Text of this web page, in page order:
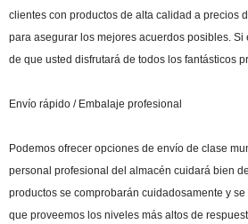
clientes con productos de alta calidad a precios
para asegurar los mejores acuerdos posibles.
de que usted disfrutará de todos los fantásticos
Envío rápido / Embalaje profesional
Podemos ofrecer opciones de envío de clase
personal profesional del almacén cuidará bien
productos se comprobarán cuidadosamente y
que proveemos los niveles más altos de